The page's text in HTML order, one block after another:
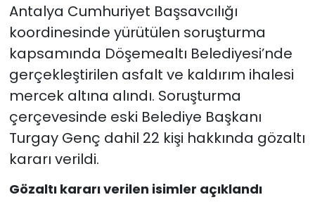
Antalya Cumhuriyet Başsavcılığı
koordinesinde yürütülen soruşturma
kapsamında Döşemealtı Belediyesi’nde
gerçekleştirilen asfalt ve kaldırım ihalesi
mercek altına alındı. Soruşturma
çerçevesinde eski Belediye Başkanı
Turgay Genç dahil 22 kişi hakkında gözaltı
kararı verildi.
Gözaltı kararı verilen isimler açıklandı